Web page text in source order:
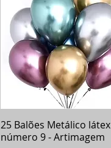
Visualização rápida
25 Balões Metálico látex
número 9 - Artimagem